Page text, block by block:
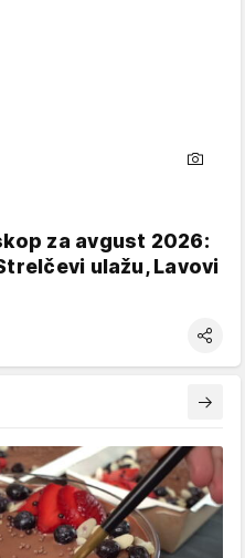
za avgust 2026:
ulažu, Lavovi